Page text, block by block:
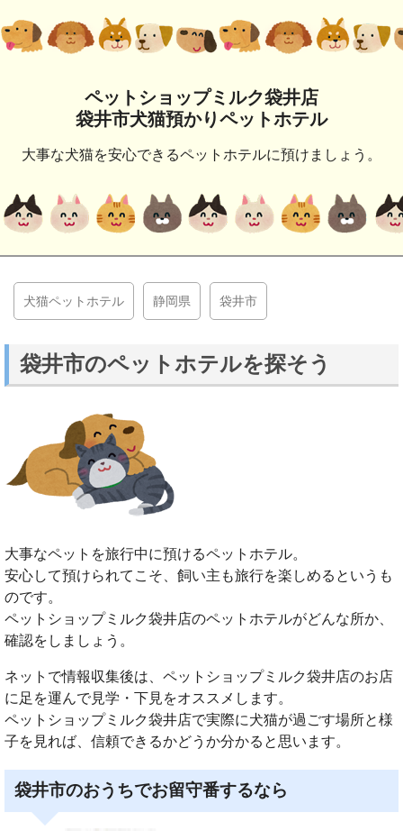
ペットショップミルク袋井店
袋井市犬猫預かりペットホテル
大事な犬猫を安心できるペットホテルに預けましょう。
犬猫ペットホテル 静岡県 袋井市
袋井市のペットホテルを探そう
大事なペットを旅行中に預けるペットホテル。
安心して預けられてこそ、飼い主も旅行を楽しめるというも
のです。
ペットショップミルク袋井店のペットホテルがどんな所か、
確認をしましょう。
ネットで情報収集後は、ペットショップミルク袋井店のお店
に足を運んで見学・下見をオススメします。
ペットショップミルク袋井店で実際に犬猫が過ごす場所と様
子を見れば、信頼できるかどうか分かると思います。
袋井市のおうちでお留守番するなら